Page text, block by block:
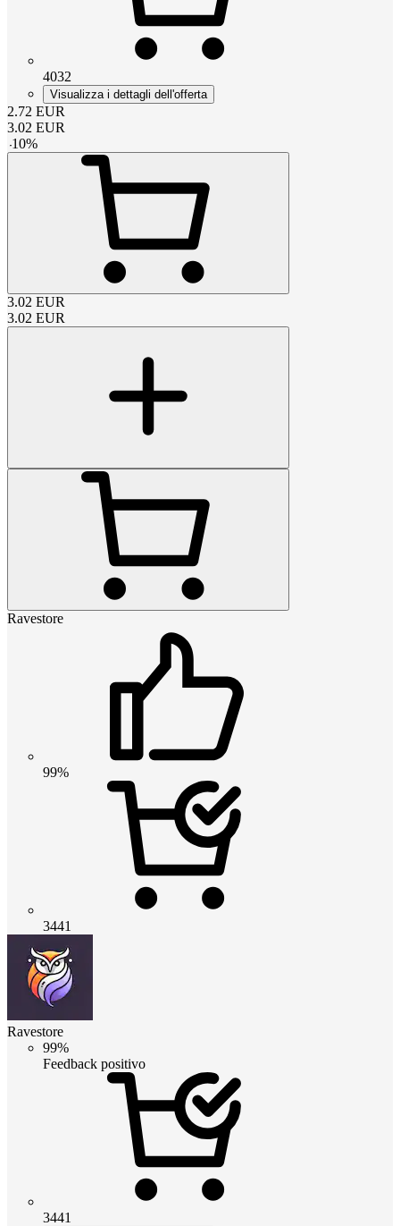
4032
Visualizza i dettagli dell'offerta
2.72 EUR
3.02 EUR
-10%
3.02 EUR
3.02 EUR
Ravestore
99%
3441
Ravestore
99%
Feedback positivo
3441